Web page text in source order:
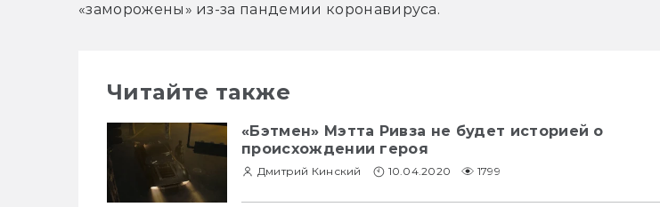
«заморожены» из-за пандемии коронавируса.
Читайте также
«Бэтмен» Мэтта Ривза не будет историей о
происхождении героя
Дмитрий Кинский 10.04.2020 1799